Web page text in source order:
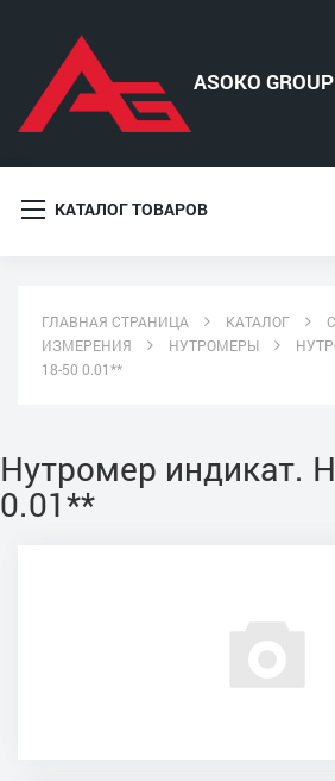
КАТАЛОГ ТОВАРОВ
ГЛАВНАЯ СТРАНИЦА КАТАЛОГ
ИЗМЕРЕНИЯ
НУТРОМЕРЫ
18-50 0.01**
Нутромер индикат.
0.01**